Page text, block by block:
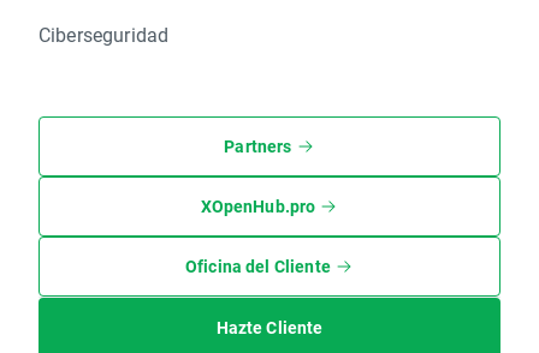
Ciberseguridad
Partners
XOpenHub.pro
Oficina del Cliente
Hazte Cliente